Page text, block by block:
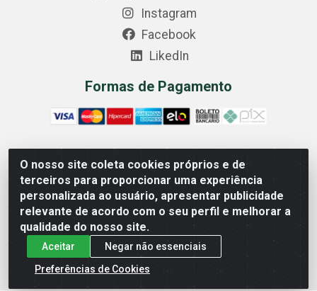
O nosso site coleta cookies próprios e de
terceiros para proporcionar uma experiência
personalizada ao usuário, apresentar publicidade
relevante de acordo com o seu perfil e melhorar a
qualidade do nosso site.
Aceitar
Negar não essenciais
Preferências de Cookies
Instagram
Facebook
LikedIn
Formas de Pagamento
Comercial Diskpan Ltda - Av. Fernando Antonio, 1911 -
Sotelandia, Cariacica/ES - CEP 29140-669 - CNPJ
02.691.482/0001-07